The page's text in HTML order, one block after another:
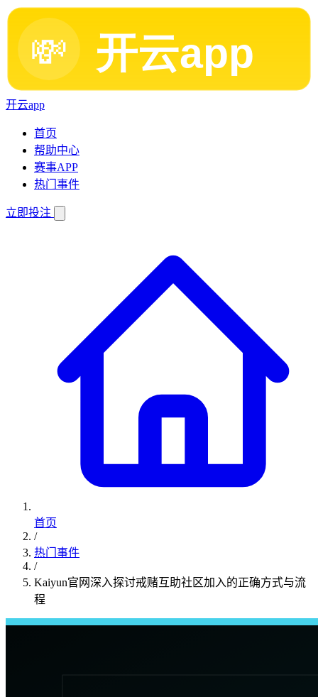
开云app
首页
帮助中心
赛事APP
热门事件
立即投注
首页
/
热门事件
/
Kaiyun官网深入探讨戒赌互助社区加入的正确方式与流
程